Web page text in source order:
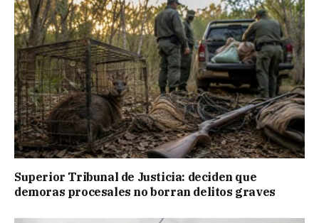
Superior Tribunal de Justicia: deciden que
demoras procesales no borran delitos graves